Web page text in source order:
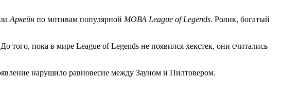
Аркейн по мотивам популярной МОВА League of Legends. Ролик, богатый
того, пока в мире League of Legends не появился хекстек, они считались
нарушило равновесие между Зауном и Пилтовером.